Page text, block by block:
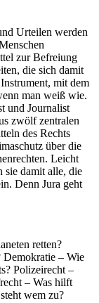
Urteilen werden
zur Befreiung
die sich damit
mit dem
man weiß wie.
und Journalist
zwölf zentralen
des Rechts
über die
Leicht
sie damit alle, die
Denn Jura geht
retten?
Demokratie – Wie
Polizeirecht –
– Was hilft
wem zu?